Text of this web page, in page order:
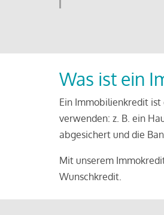
Was ist ein
Ein Immobilienkredit
verwenden: z. B. ein
abgesichert und die
Mit unserem
Wunschkredit.